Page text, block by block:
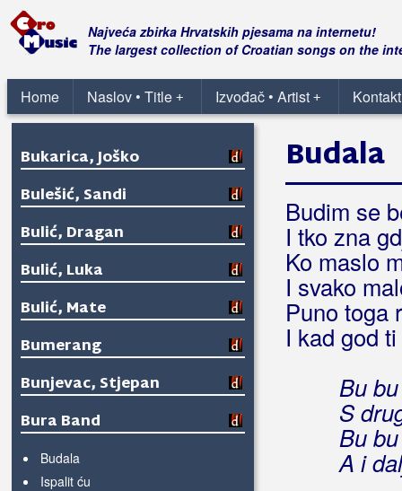
Najveća zbirka Hrvatskih pjesama na internetu!
The largest collection of Croatian songs on the
Home +
Naslov • Title +
Izvođač • Artist
Buco
Budićin-Manestar, Ljiljana
Bugarin, Zdravko
Buhač, Ivana
Bukarica, Joško
Bulešić, Sandi
Bulić, Dragan
Bulić, Luka
Bulić, Mate
Bumerang
Bunjevac, Stjepan
Bura Band
Budala
Ispalit ću
Budala
Budim se
I tko zna
Ko maslo
I svako
Puno toga
I kad god
Bu
S
Bu
A i